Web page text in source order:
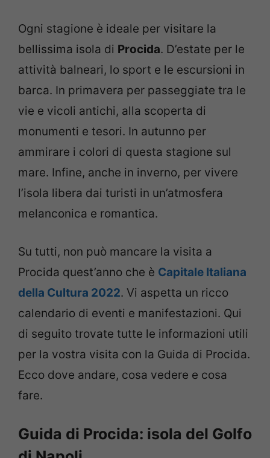
Ogni stagione è ideale per visitare la
bellissima isola di Procida. D’estate per le
attività balneari, lo sport e le escursioni in
barca. In primavera per passeggiate tra le
vie e vicoli antichi, alla scoperta di
monumenti e tesori. In autunno per
ammirare i colori di questa stagione sul
mare. Infine, anche in inverno, per vivere
l’isola libera dai turisti in un’atmosfera
melanconica e romantica.
Su tutti, non può mancare la visita a
Procida quest’anno che è Capitale Italiana
della Cultura 2022. Vi aspetta un ricco
calendario di eventi e manifestazioni. Qui
di seguito trovate tutte le informazioni utili
per la vostra visita con la Guida di Procida.
Ecco dove andare, cosa vedere e cosa
fare.
Guida di Procida: isola del Golfo